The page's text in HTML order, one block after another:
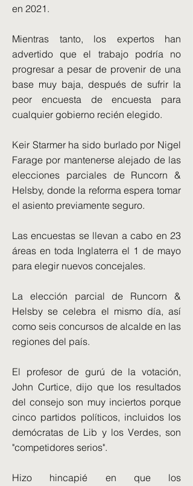
en 2021.
Mientras tanto, los expertos han
advertido que el trabajo podría no
progresar a pesar de provenir de una
base muy baja, después de sufrir la
peor encuesta de encuesta para
cualquier gobierno recién elegido.
Keir Starmer ha sido burlado por Nigel
Farage por mantenerse alejado de las
elecciones parciales de Runcorn &
Helsby, donde la reforma espera tomar
el asiento previamente seguro.
Las encuestas se llevan a cabo en 23
áreas en toda Inglaterra el 1 de mayo
para elegir nuevos concejales.
La elección parcial de Runcorn &
Helsby se celebra el mismo día, así
como seis concursos de alcalde en las
regiones del país.
El profesor de gurú de la votación,
John Curtice, dijo que los resultados
del consejo son muy inciertos porque
cinco partidos políticos, incluidos los
demócratas de Lib y los Verdes, son
"competidores serios".
Hizo hincapié en que los